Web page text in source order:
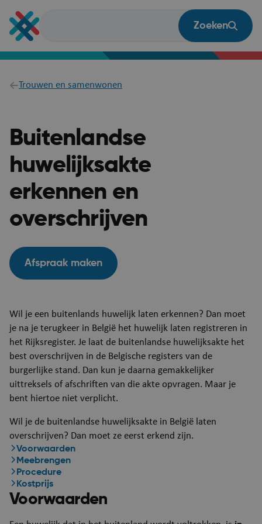
en
naar
inhoud
Zoeken
Breadcrumb
Trouwen en samenwonen
Buitenlandse
huwelijksakte
erkennen en
overschrijven
Afspraak maken
​Wil je een buitenlands huwelijk laten erkennen? Dan moet
je na je terugkeer in België het huwelijk laten registreren in
het Rijksregister. Je laat de buitenlandse huwelijksakte het
best overschrijven in de Belgische registers van de
burgerlijke stand. Dan kun je daarna gemakkelijker
uittreksels of afschriften van die akte opvragen. Maar je
bent hiertoe niet verplicht.
Wil je de buitenlandse huwelijksakte in België laten
overschrijven? Dan moet ze eerst erkend zijn.
Voorwaarden
Meebrengen
Procedure
Kostprijs
Voorwaarden